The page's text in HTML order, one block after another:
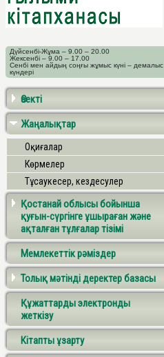
Дүйсенбі-Жұма – 9.00 – 20.00
Жексенбі – 9.00 – 17.00
Сенбі мен айдың соңғы жұмыс күні – демалыс
күндері
Өзекті
Жаңалықтар
Оқиғалар
Көрмелер
Тұсаукесер, кездесулер
Қостанай облысы бойынша
қуғын-сүргінге ұшыраған және
ақталған тұлғалар тізімі
Мемлекеттік рәміздер
Толық мәтінді деректер базасы
Құжаттарды электронды
жеткізу
Кітапты ұзарту